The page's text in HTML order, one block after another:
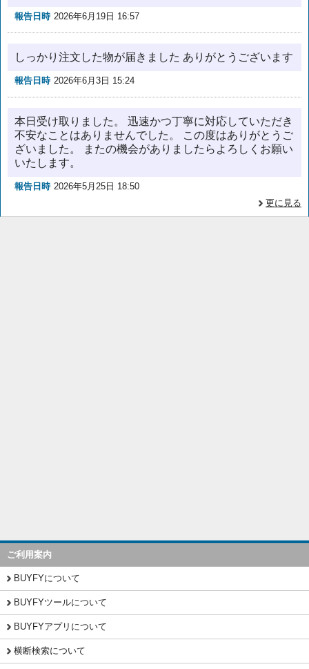
報告日時 2026年6月19日 16:57
しっかり注文した物が届きました ありがとうございます
報告日時 2026年6月3日 15:24
本日受け取りました。 迅速かつ丁寧に対応していただき
不安なことはありませんでした。 この度はありがとうご
ざいました。 またの機会がありましたらよろしくお願い
いたします。
報告日時 2026年5月25日 18:50
更に見る
ご利用案内
BUYFYについて
BUYFYツールについて
BUYFYアプリについて
横断検索について